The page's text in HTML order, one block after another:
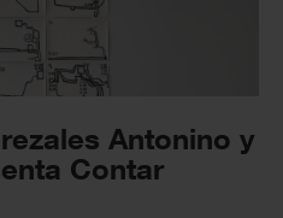
Antonino y
Contar